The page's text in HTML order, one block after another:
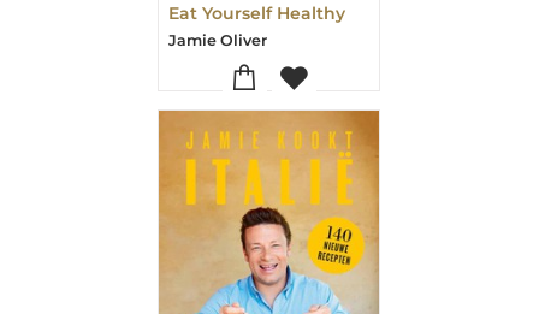
Eat Yourself Healthy
Jamie Oliver